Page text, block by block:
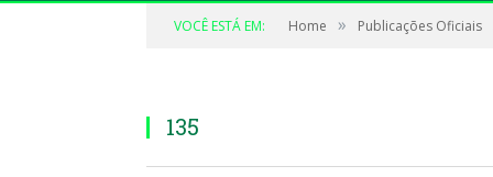
VOCÊ ESTÁ EM: Home » Publicações Oficiais
135